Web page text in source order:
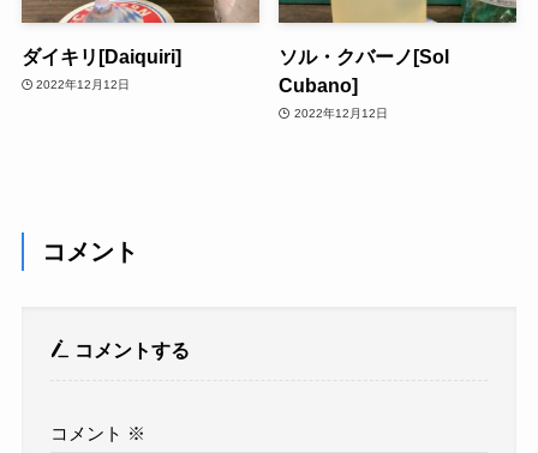
ダイキリ[Daiquiri]
2022年12月12日
ソル・クバーノ[Sol
Cubano]
2022年12月12日
コメント
コメントする
コメント ※